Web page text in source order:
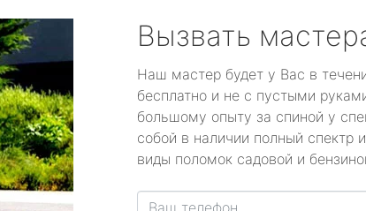
Вызвать
Наш мастер будет у Вас в
бесплатно и не с пустыми
большому опыту за спиной у
собой в наличии полный спектр
виды поломок садовой и